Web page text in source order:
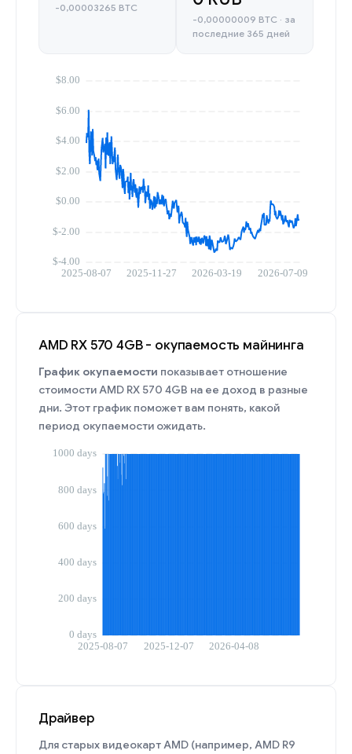
-0,00003265 BTC
-0,00000009 BTC · за
последние 365 дней
AMD RX 570 4GB - окупаемость майнинга
График окупаемости показывает отношение
стоимости AMD RX 570 4GB на ее доход в разные
дни. Этот график поможет вам понять, какой
период окупаемости ожидать.
Драйвер
Для старых видеокарт AMD (например, AMD R9